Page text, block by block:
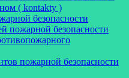
( kontakty )
безопасности
пожарной безопасности
пожарной безопасности